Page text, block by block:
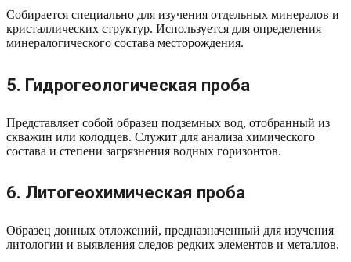
Собирается специально для изучения отдельных минералов и
кристаллических структур. Используется для определения
минералогического состава месторождения.
5. Гидрогеологическая проба
Представляет собой образец подземных вод, отобранный из
скважин или колодцев. Служит для анализа химического
состава и степени загрязнения водных горизонтов.
6. Литогеохимическая проба
Образец донных отложений, предназначенный для изучения
литологии и выявления следов редких элементов и металлов.